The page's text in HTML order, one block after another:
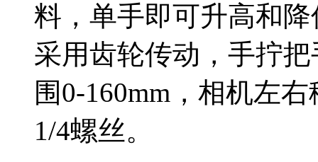
料，单手即可升高和
采用齿轮传动，手拧
围0-160mm，相机左
1/4螺丝。